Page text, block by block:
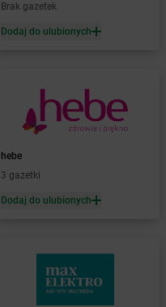
Brak gazetek
Dodaj do ulubionych
hebe
3 gazetki
Dodaj do ulubionych